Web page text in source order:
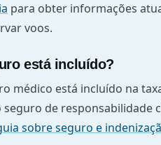
para obter informações
voos.
está incluído?
médico está incluído na
de responsabilidade
sobre seguro e